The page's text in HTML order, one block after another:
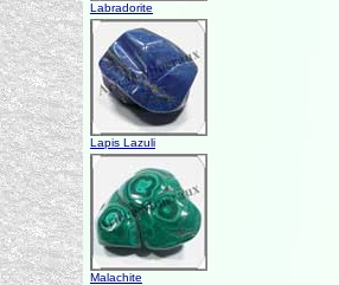
Labradorite
Lapis Lazuli
Malachite